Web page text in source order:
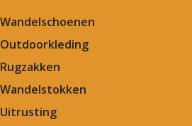
Wandelschoenen
Outdoorkleding
Rugzakken
Wandelstokken
Uitrusting